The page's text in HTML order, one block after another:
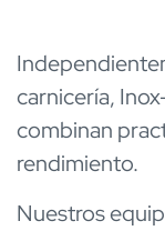
carnicería,
combinan
rendimiento.
Nuestros